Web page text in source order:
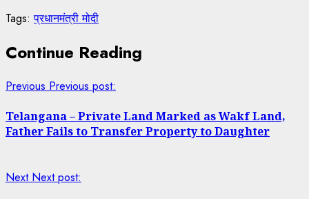
Tags:प्रधानमंत्री मोदी
Continue Reading
Previous Previous post:
Telangana – Private Land Marked as Wakf Land,
Father Fails to Transfer Property to Daughter
Next Next post: